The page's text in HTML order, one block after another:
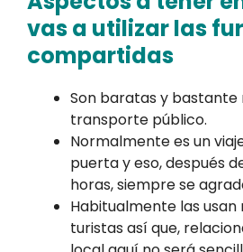
vas a utilizar las
compartidas
Son baratas y bastante
transporte público.
Normalmente es un
puerta y eso, después
horas, siempre se
Habitualmente las
turistas así que,